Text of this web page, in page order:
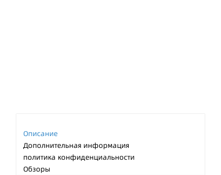
Описание
Дополнительная информация
политика конфиденциальности
Обзоры